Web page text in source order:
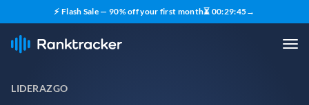
⚡ Flash Sale — 90% off your first month⏳ 00:29:44→
LIDERAZGO